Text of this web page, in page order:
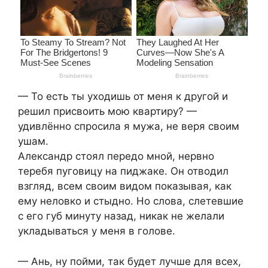
— То есть ты уходишь от меня к другой и
решил присвоить мою квартиру? —
удивлённо спросила я мужа, не веря своим
ушам.
Александр стоял передо мной, нервно
теребя пуговицу на пиджаке. Он отводил
взгляд, всем своим видом показывая, как
ему неловко и стыдно. Но слова, слетевшие
с его губ минуту назад, никак не желали
укладываться у меня в голове.
— Ань, ну пойми, так будет лучше для всех,